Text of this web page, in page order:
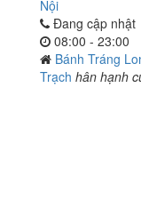
Nội
Đang cập nhật
08:00 - 23:00
Bánh Tráng
Trạch hân hạnh